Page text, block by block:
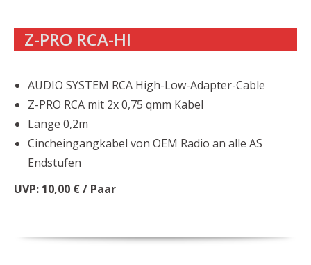
Z-PRO RCA-HI
AUDIO SYSTEM RCA High-Low-Adapter-Cable
Z-PRO RCA mit 2x 0,75 qmm Kabel
Länge 0,2m
Cincheingangkabel von OEM Radio an alle AS
Endstufen
UVP: 10,00 € / Paar